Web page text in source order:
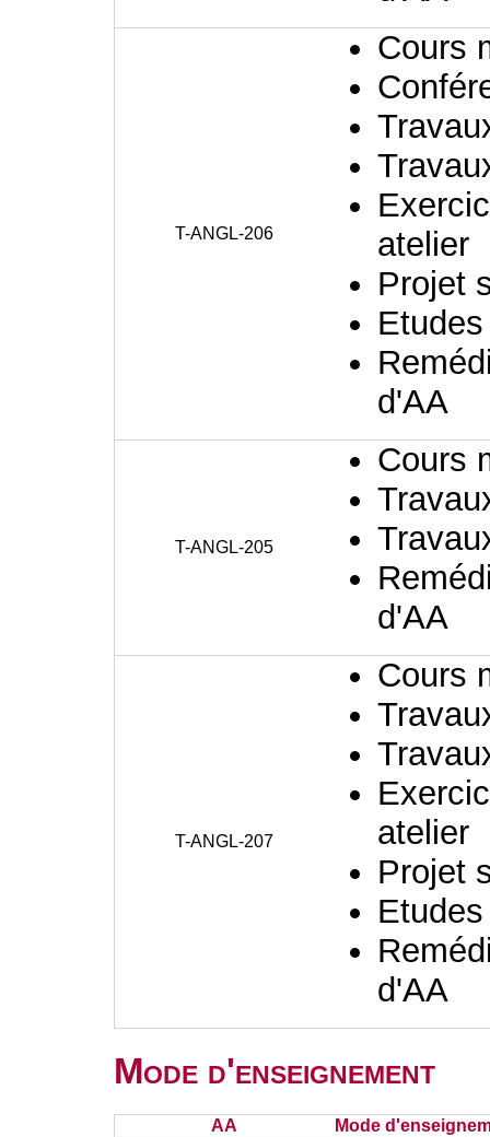
T-ANGL-206
Cours
atelier
Projet
d'AA
T-ANGL-205
Cours
d'AA
T-ANGL-207
Cours
atelier
Projet
d'AA
Mode d'enseignement
AA Mode